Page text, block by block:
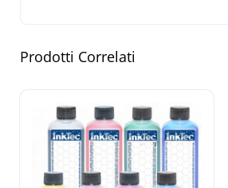
Prodotti Correlati